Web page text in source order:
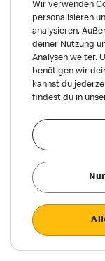
Reports on Human
Wir verwenden
personalisieren
analysieren.
deiner Nutzung
Analysen weiter.
benötigen wir
kannst du
findest du in